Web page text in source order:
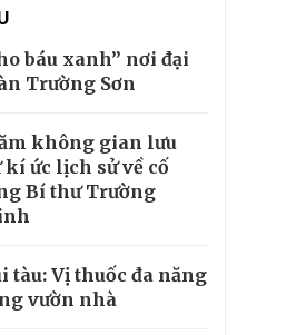
báu xanh” nơi đại
Trường Sơn
không gian lưu
kí ức lịch sử về cố
Bí thư Trường
tàu: Vị thuốc đa năng
vườn nhà